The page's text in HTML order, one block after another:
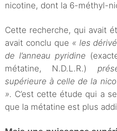
nicotine, dont la 6-méthyl-
Cette recherche, qui avait
avait conclu que « les
de l’anneau pyridine
métatine, N.D.L.R.)
supérieure à celle de la
». C’est cette étude qui a
que la métatine est plus